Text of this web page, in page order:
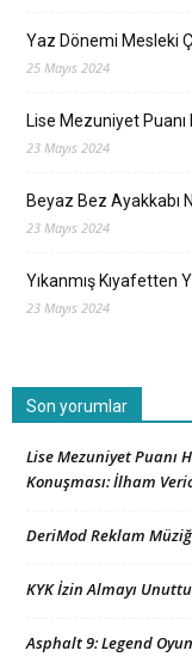
Yaz Dönemi Mesleki
25 Mayıs 2024
Lise Mezuniyet
23 Mayıs 2024
Beyaz Bez Ayakkabı
23 Mayıs 2024
Yıkanmış Kıyafetten
23 Mayıs 2024
Son yorumlar
Lise Mezuniyet Puanı
Konuşması: İlham
DeriMod Reklam
KYK İzin Almayı
Asphalt 9: Legend